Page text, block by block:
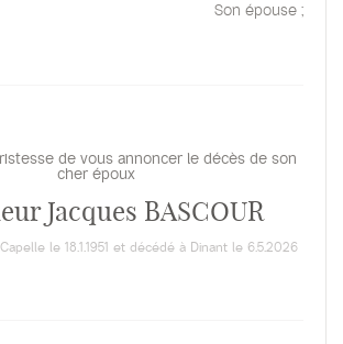
Son épouse ;
de vous annoncer le décès de son
cher époux
Jacques BASCOUR
le 18.1.1951 et décédé à Dinant le 6.5.2026